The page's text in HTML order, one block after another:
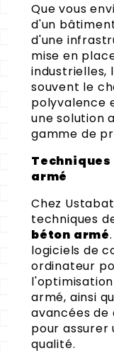
Que vous
d'un
d'une
mise en
industrielles,
souvent le
polyvalence
une solution
gamme de
armé
Chez
techniques
béton armé
logiciels de
ordinateur
armé, ainsi
avancées
pour assurer
qualité.